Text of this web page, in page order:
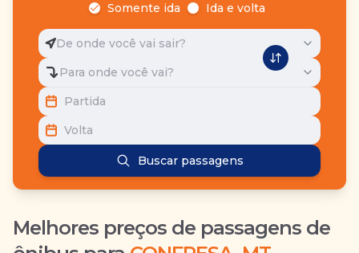
Somente ida
Ida e volta
De onde você vai sair?
Para onde você vai?
Partida
Volta
Buscar passagens
Melhores preços de passagens de